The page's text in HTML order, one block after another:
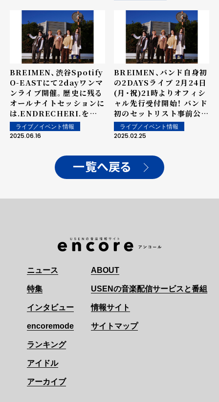
BREIMEN、渋谷Spotify
O-EASTにて2dayワンマ
ンライブ開催。歴史に残る
オールナイトセッションに
は.ENDRECHERI.をは
じめ豪華ミュージシャンが
集合！新曲「BALLOON」リ
ライブ／イベント情報
2025.06.16
BREIMEN、バンド自身初
の2DAYSライブ 2月24日
(月・祝)21時よりオフィシ
ャル先行受付開始！ バンド
初のセットリスト事前公開
型ライブ！本人によるコメ
ント有り
ライブ／イベント情報
2025.02.25
一覧へ戻る
ニュース
特集
インタビュー
encoremode
ランキング
アイドル
アーカイブ
ABOUT
USENの音楽配信サービスと番組
情報サイト
サイトマップ